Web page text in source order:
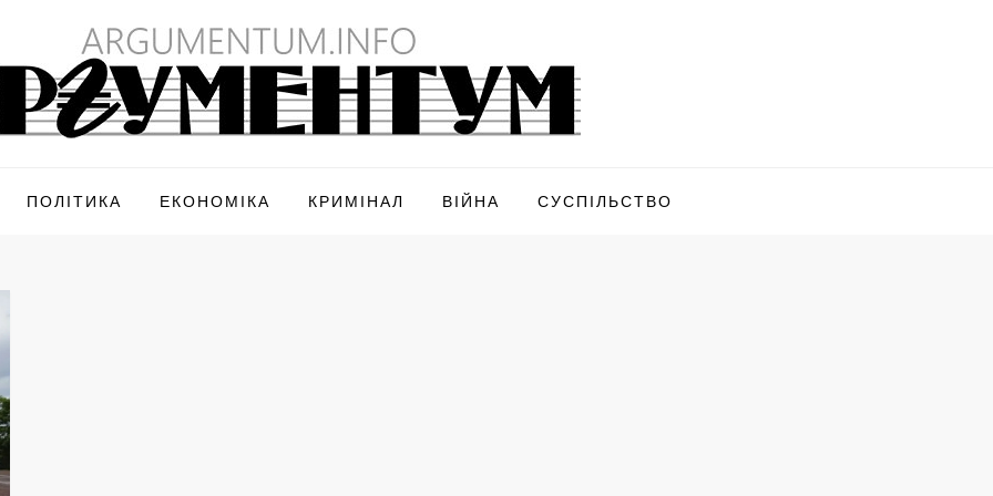
ПОЛІТИКА ЕКОНОМІКА КРИМІНАЛ ВІЙНА СУСПІЛЬСТВО